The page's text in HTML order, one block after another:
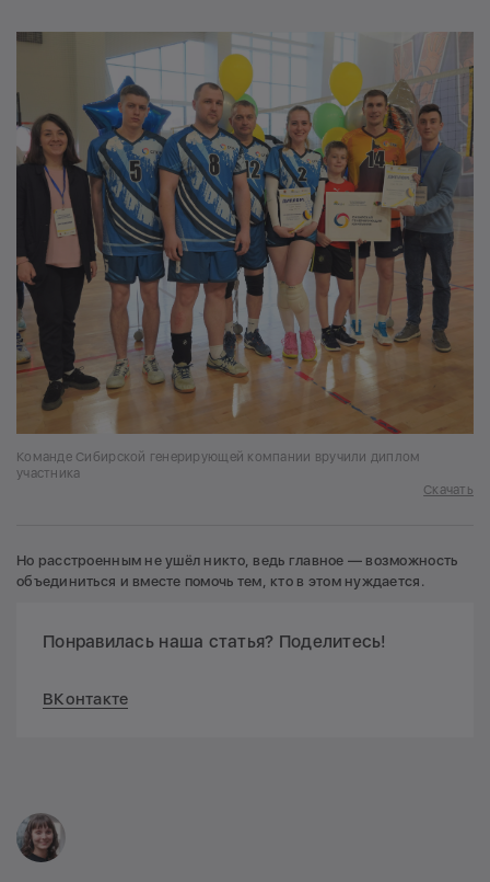
Команде Сибирской генерирующей компании вручили диплом
участника
Скачать
Но расстроенным не ушёл никто, ведь главное — возможность
объединиться и вместе помочь тем, кто в этом нуждается.
Понравилась наша статья? Поделитесь!
ВКонтакте